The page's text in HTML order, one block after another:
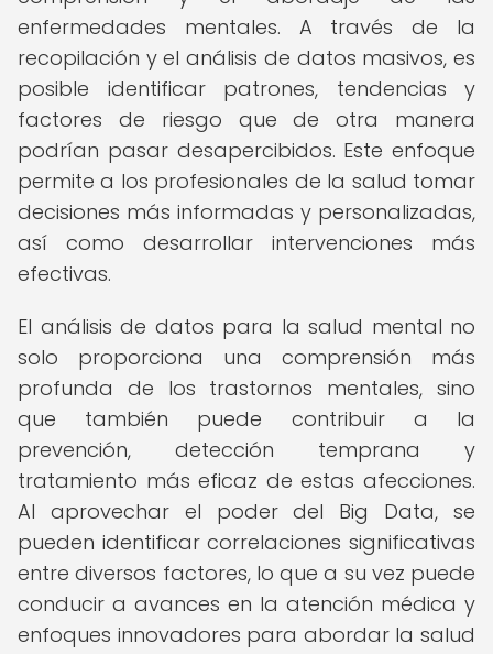
enfermedades mentales. A través de la
recopilación y el análisis de datos masivos, es
posible identificar patrones, tendencias y
factores de riesgo que de otra manera
podrían pasar desapercibidos. Este enfoque
permite a los profesionales de la salud tomar
decisiones más informadas y personalizadas,
así como desarrollar intervenciones más
efectivas.
El análisis de datos para la salud mental no
solo proporciona una comprensión más
profunda de los trastornos mentales, sino
que también puede contribuir a la
prevención, detección temprana y
tratamiento más eficaz de estas afecciones.
Al aprovechar el poder del Big Data, se
pueden identificar correlaciones significativas
entre diversos factores, lo que a su vez puede
conducir a avances en la atención médica y
enfoques innovadores para abordar la salud